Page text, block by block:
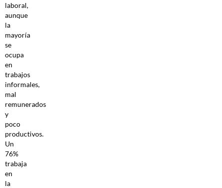
laboral,
aunque
la
mayoría
se
ocupa
en
trabajos
informales,
mal
remunerados
y
poco
productivos.
Un
76%
trabaja
en
la